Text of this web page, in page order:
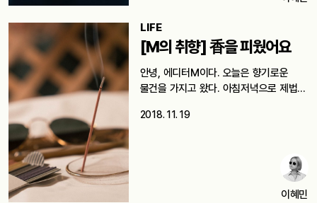
LIFE
[M의 취향] 香을 피웠어요
안녕, 에디터M이다. 오늘은 향기로운
물건을 가지고 왔다. 아침저녁으로 제법
2018. 11. 19
이혜민